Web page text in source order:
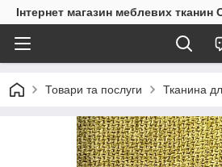
Інтернет магазин меблевих
Товари та послуги Тканина